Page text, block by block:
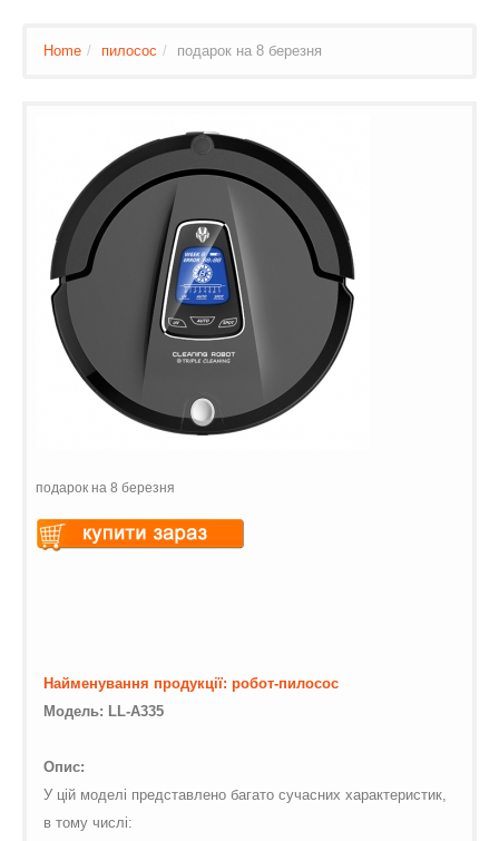
Home / пилосос / подарок на 8 березня
подарок на 8 березня
on line
Найменування продукції: робот-пилосос
Модель: LL-A335
Опис:
У цій моделі представлено багато сучасних характеристик,
в тому числі: